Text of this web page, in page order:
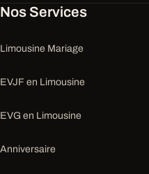
Nos Services
Limousine Mariage
EVJF en Limousine
EVG en Limousine
Anniversaire